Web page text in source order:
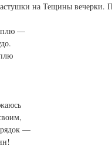
Тещины вечерки.
—
—